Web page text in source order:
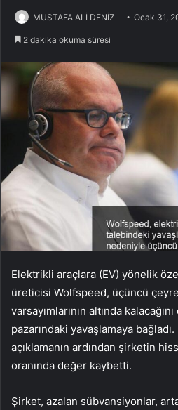
MUSTAFA ALİ DENİZ Ocak 31,
2 dakika okuma süresi
Elektrikli araçlara (EV) yönelik
üreticisi Wolfspeed, üçüncü
varsayımlarının altında
pazarındaki yavaşlamaya
açıklamanın ardından şirketin
oranında değer kaybetti.
Şirket, azalan sübvansiyonlar,